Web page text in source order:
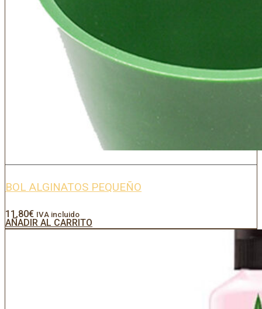
BOL ALGINATOS PEQUEÑO
11,80€ IVA incluido
AÑADIR AL CARRITO